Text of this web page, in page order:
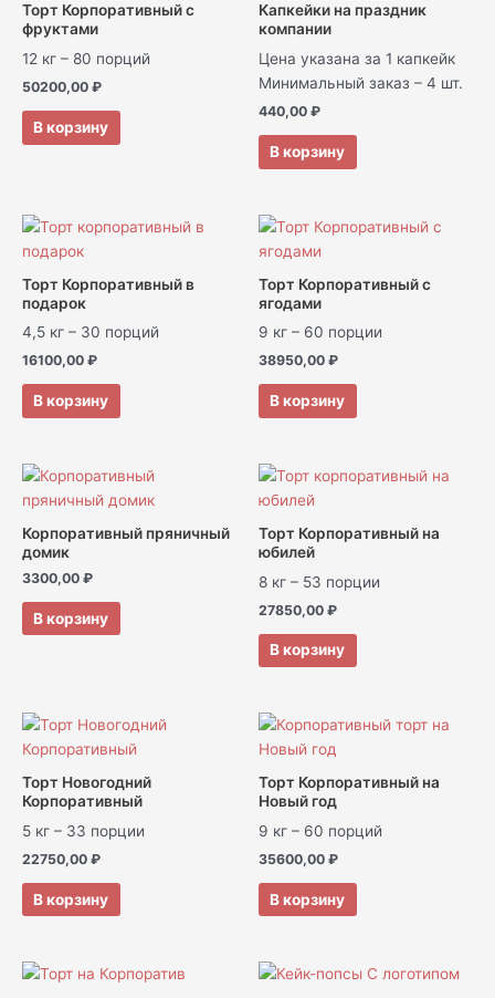
Торт Корпоративный с
фруктами
12 кг – 80 порций
50200,00 ₽
В корзину
Капкейки на праздник
компании
Цена указана за 1 капкейк
Минимальный заказ – 4 шт.
440,00 ₽
В корзину
Торт Корпоративный в
подарок
4,5 кг – 30 порций
16100,00 ₽
В корзину
Торт Корпоративный с
ягодами
9 кг – 60 порции
38950,00 ₽
В корзину
Корпоративный пряничный
домик
3300,00 ₽
В корзину
Торт Корпоративный на
юбилей
8 кг – 53 порции
27850,00 ₽
В корзину
Торт Новогодний
Корпоративный
5 кг – 33 порции
22750,00 ₽
В корзину
Торт Корпоративный на
Новый год
9 кг – 60 порций
35600,00 ₽
В корзину